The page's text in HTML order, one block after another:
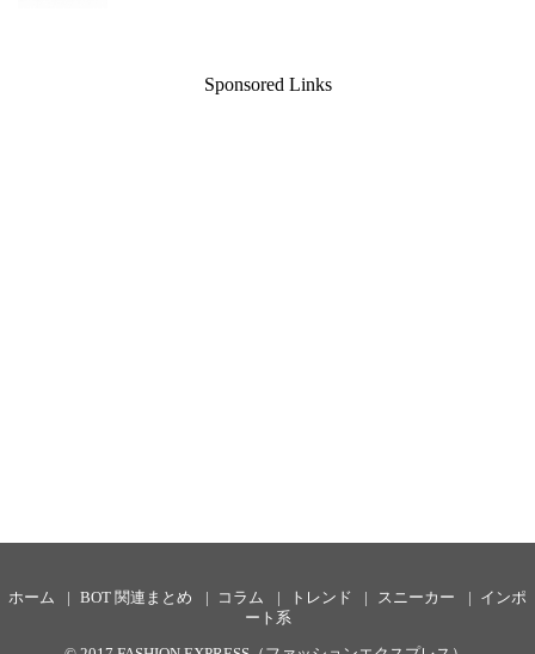
Sponsored Links
ホーム BOT 関連まとめ コラム トレンド スニーカー
インポ
ート系